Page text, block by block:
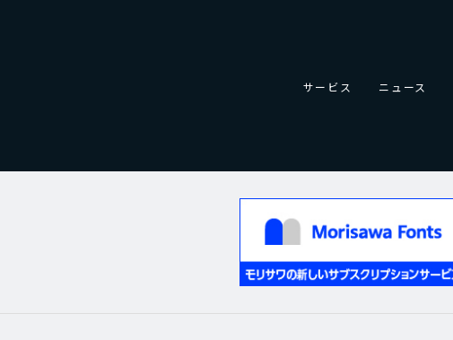
サービス ニュース